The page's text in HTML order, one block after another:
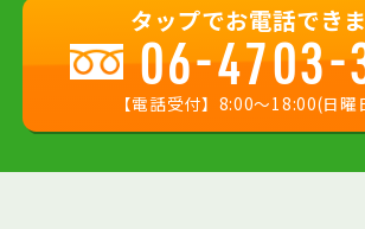
タップでお電話でき
06-4703-
【電話受付】8:00〜18:00(日曜